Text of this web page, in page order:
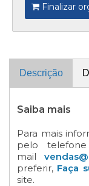
Finalizar
Descrição
Saiba mais
Para mais
pelo
mail
preferir, Faça
site.